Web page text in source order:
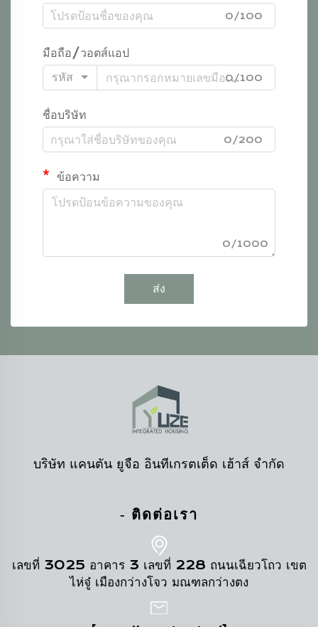
0/100
มือถือ/วอตส์แอป
รหัส
0/100
ชื่อบริษัท
0/200
ข้อความ
0/1000
ส่ง
บริษัท แคนตัน ยูจือ อินทีเกรตเต็ด เฮ้าส์ จำกัด
- ติดต่อเรา
เลขที่ 3025 อาคาร 3 เลขที่ 228 ถนนเฉียวโถว เขต
ไห่จู๋ เมืองกว่างโจว มณฑลกว่างตง